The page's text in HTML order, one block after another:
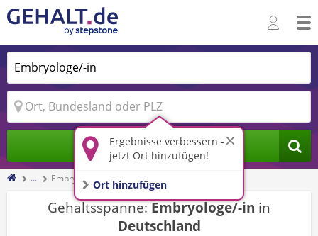
Ergebnisse verbessern -
jetzt Ort hinzufügen!
Ort hinzufügen
Jobs finden
... Embryologe/-in
Gehaltsspanne:Embryologe/-in in
Deutschland